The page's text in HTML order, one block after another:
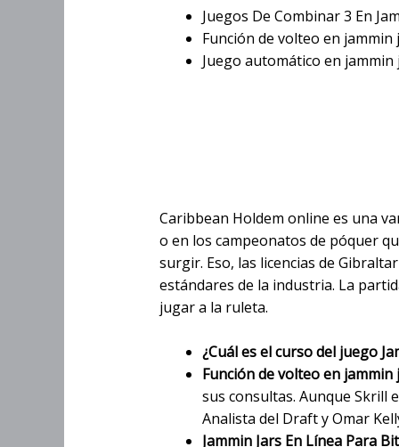
Juegos De Combinar 3 En
Función de volteo en jammin
Juego automático en jammin
Caribbean Holdem online es una
o en los campeonatos de póquer
surgir. Eso, las licencias de
estándares de la industria. La
jugar a la ruleta.
¿Cuál es el curso del juego
Función de volteo en jammin
sus consultas. Aunque Skrill
Analista del Draft y Omar
Jammin Jars En Línea Para